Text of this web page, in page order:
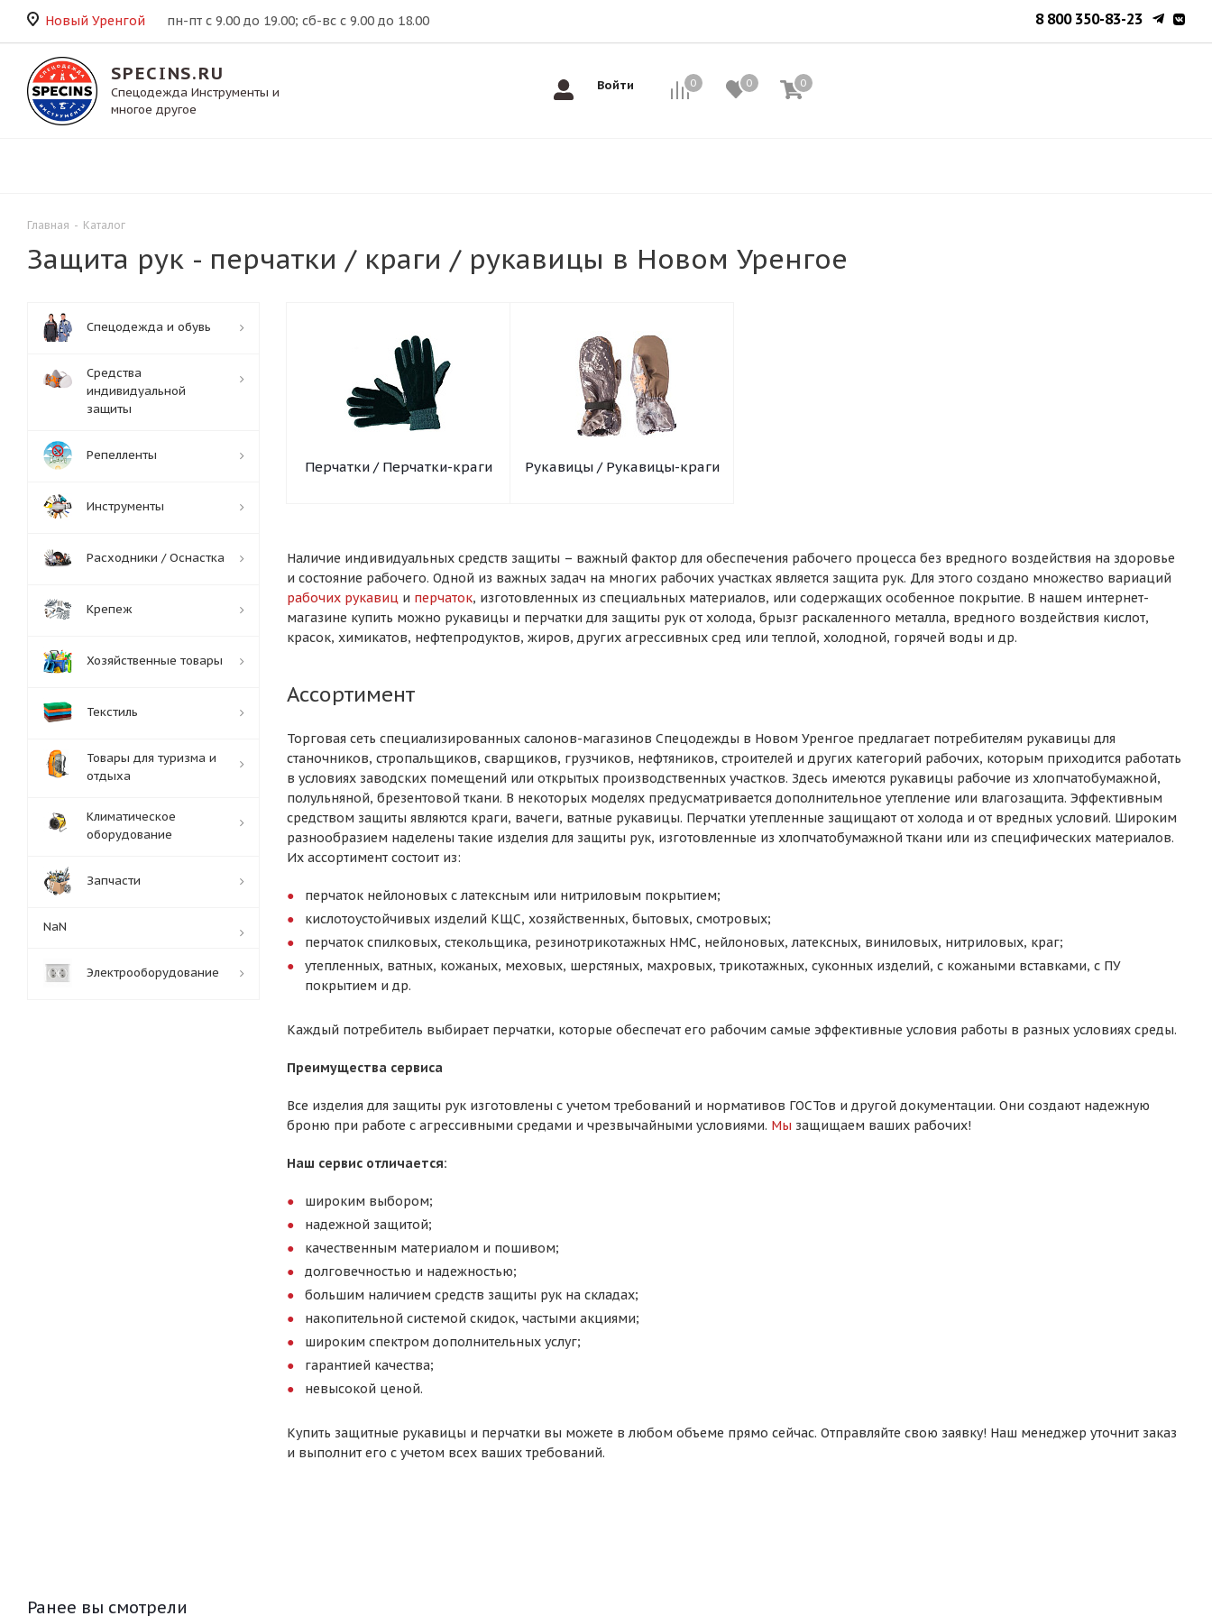
Новый Уренгой пн-пт с 9.00 до 19.00; сб-вс с 9.00 до 18.00 8 800 350-83-23
SPECINS.RU
Спецодежда Инструменты и
многое другое
Войти 0 0 0
0
Главная - Каталог
Защита рук - перчатки / краги / рукавицы в Новом Уренгое
Перчатки / Перчатки-краги Рукавицы / Рукавицы-краги
Наличие индивидуальных средств защиты – важный фактор для обеспечения рабочего процесса без вредного воздействия на здоровье
и состояние рабочего. Одной из важных задач на многих рабочих участках является защита рук. Для этого создано множество вариаций
рабочих рукавиц и перчаток, изготовленных из специальных материалов, или содержащих особенное покрытие. В нашем интернет-
магазине купить можно рукавицы и перчатки для защиты рук от холода, брызг раскаленного металла, вредного воздействия кислот,
красок, химикатов, нефтепродуктов, жиров, других агрессивных сред или теплой, холодной, горячей воды и др.
Ассортимент
Торговая сеть специализированных салонов-магазинов Спецодежды в Новом Уренгое предлагает потребителям рукавицы для
станочников, стропальщиков, сварщиков, грузчиков, нефтяников, строителей и других категорий рабочих, которым приходится работать
в условиях заводских помещений или открытых производственных участков. Здесь имеются рукавицы рабочие из хлопчатобумажной,
полульняной, брезентовой ткани. В некоторых моделях предусматривается дополнительное утепление или влагозащита. Эффективным
средством защиты являются краги, вачеги, ватные рукавицы. Перчатки утепленные защищают от холода и от вредных условий. Широким
разнообразием наделены такие изделия для защиты рук, изготовленные из хлопчатобумажной ткани или из специфических материалов.
Их ассортимент состоит из:
перчаток нейлоновых с латексным или нитриловым покрытием;
кислотоустойчивых изделий КЩС, хозяйственных, бытовых, смотровых;
перчаток спилковых, стекольщика, резинотрикотажных НМС, нейлоновых, латексных, виниловых, нитриловых, краг;
утепленных, ватных, кожаных, меховых, шерстяных, махровых, трикотажных, суконных изделий, с кожаными вставками, с ПУ
покрытием и др.
Каждый потребитель выбирает перчатки, которые обеспечат его рабочим самые эффективные условия работы в разных условиях среды.
Преимущества сервиса
Все изделия для защиты рук изготовлены с учетом требований и нормативов ГОСТов и другой документации. Они создают надежную
броню при работе с агрессивными средами и чрезвычайными условиями. Мы защищаем ваших рабочих!
Наш сервис отличается:
широким выбором;
надежной защитой;
качественным материалом и пошивом;
долговечностью и надежностью;
большим наличием средств защиты рук на складах;
накопительной системой скидок, частыми акциями;
широким спектром дополнительных услуг;
гарантией качества;
невысокой ценой.
Купить защитные рукавицы и перчатки вы можете в любом объеме прямо сейчас. Отправляйте свою заявку! Наш менеджер уточнит заказ
и выполнит его с учетом всех ваших требований.
Спецодежда и обувь
Средства
индивидуальной
защиты
Репелленты
Инструменты
Расходники / Оснастка
Крепеж
Хозяйственные товары
Текстиль
Товары для туризма и
отдыха
Климатическое
оборудование
Запчасти
NaN
Электрооборудование
Ранее вы смотрели